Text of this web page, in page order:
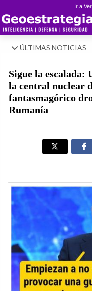
Ir a
ÚLTIMAS NOTICIAS
Sigue la escalada:
la central nuclear
fantasmagórico
Rumanía